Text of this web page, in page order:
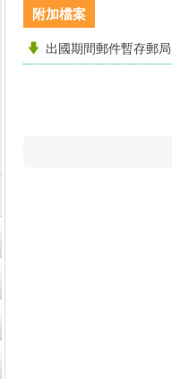
附加檔案
出國期間郵件暫存郵局